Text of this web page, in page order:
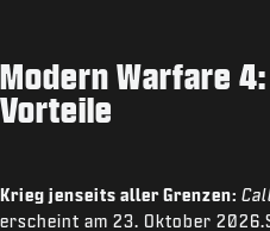
Modern Warfare
Vorteile
Krieg jenseits aller Grenzen:
erscheint am 23. Oktober